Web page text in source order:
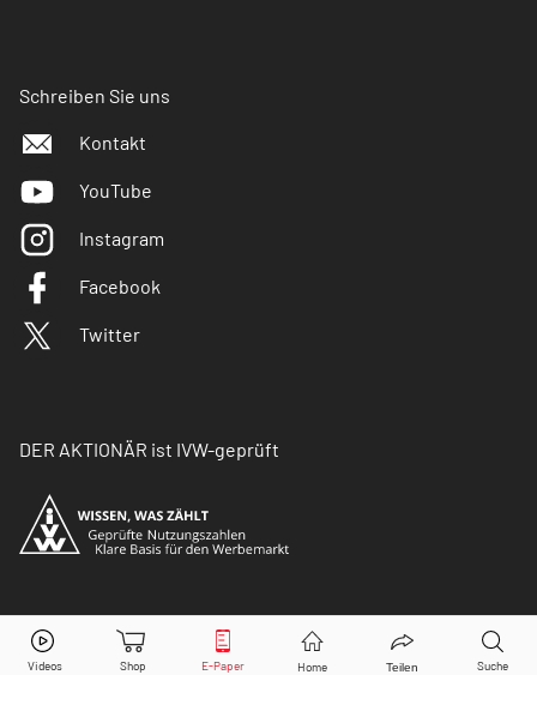
Schreiben Sie uns
Kontakt
YouTube
Instagram
Facebook
Twitter
DER AKTIONÄR ist IVW-geprüft
© Copyright 2026 Börsenmedien AG. Alle Rechte